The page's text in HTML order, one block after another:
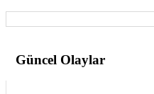
Güncel Olaylar